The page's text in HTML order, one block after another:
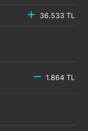
36.533 TL
1.864 TL